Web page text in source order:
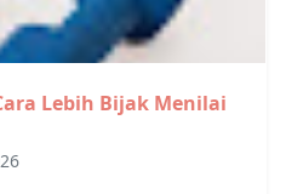
Lebih Bijak Menilai